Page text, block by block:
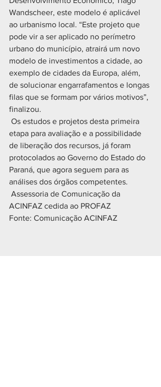
Wandscheer, este modelo é aplicável
ao urbanismo local. “Este projeto que
pode vir a ser aplicado no perímetro
urbano do município, atrairá um novo
modelo de investimentos a cidade, ao
exemplo de cidades da Europa, além,
de solucionar engarrafamentos e longas
filas que se formam por vários motivos”,
finalizou.
etapa para avaliação e a possibilidade
de liberação dos recursos, já foram
protocolados ao Governo do Estado do
Paraná, que agora seguem para as
análises dos órgãos competentes.
ACINFAZ cedida ao PROFAZ
Fonte: Comunicação ACINFAZ